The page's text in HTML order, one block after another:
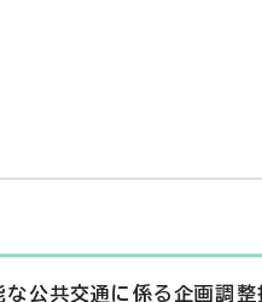
公共交通に係る企画調整